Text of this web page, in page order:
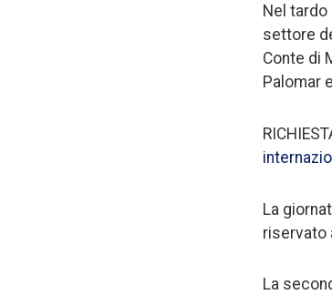
Nel
settore
Conte di
Palomar
La
riservato
La